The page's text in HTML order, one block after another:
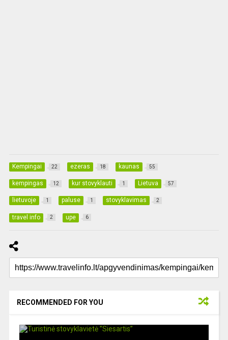
Kempingai 22 ezeras 18 kaunas 55
kempingas 12 kur stovyklauti 1 Lietuva 57
lietuvoje 1 paluse 1 stovyklavimas 2
travel info 2 upe 6
RECOMMENDED FOR YOU